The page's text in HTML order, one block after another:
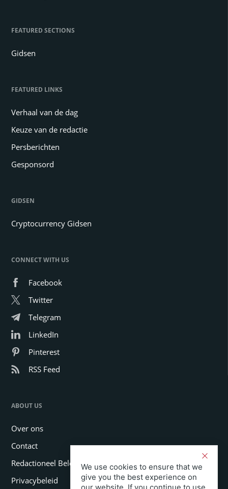
FEATURED SECTIONS
Gidsen
FEATURED LINKS
Verhaal van de dag
Keuze van de redactie
Persberichten
Gesponsord
GIDSEN
Cryptocurrency Gidsen
CONNECT WITH US
Facebook
Twitter
Telegram
LinkedIn
Pinterest
RSS Feed
ABOUT US
Over ons
Contact
Redactioneel Beleid
Privacybeleid
We use cookies to ensure that we
give you the best experience on